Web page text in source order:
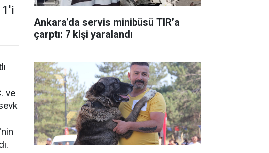
1'i
ve
Ankara’da servis minibüsü TIR’a
çarptı: 7 kişi yaralandı